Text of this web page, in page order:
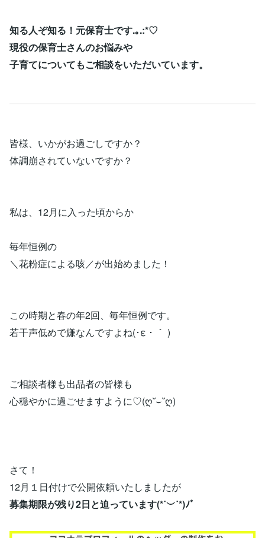
知る人ぞ知る！元保育士です.｡.:*♡
現役の保育士さんのお悩みや
子育てについてもご相談をいただいています。
皆様、いかがお過ごしですか？
体調崩されていないですか？
私は、12月に入った頃からか
毎年恒例の
＼花粉症による咳／が出始めました！
この時期と春の年2回、毎年恒例です。
若干声低めで嫌なんですよね(･ε ･ ｀ )
ご相談者様も出品者の皆様も
心穏やかに過ごせますように♡(ღ˘⌣˘ღ)
さて！
12月１日付けで公開依頼いたしましたが
募集期限が残り2日と迫っています(*˙︶˙*)ﾉﾞ